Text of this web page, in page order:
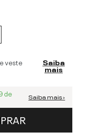
e veste Saiba
mais
de Saiba mais ›